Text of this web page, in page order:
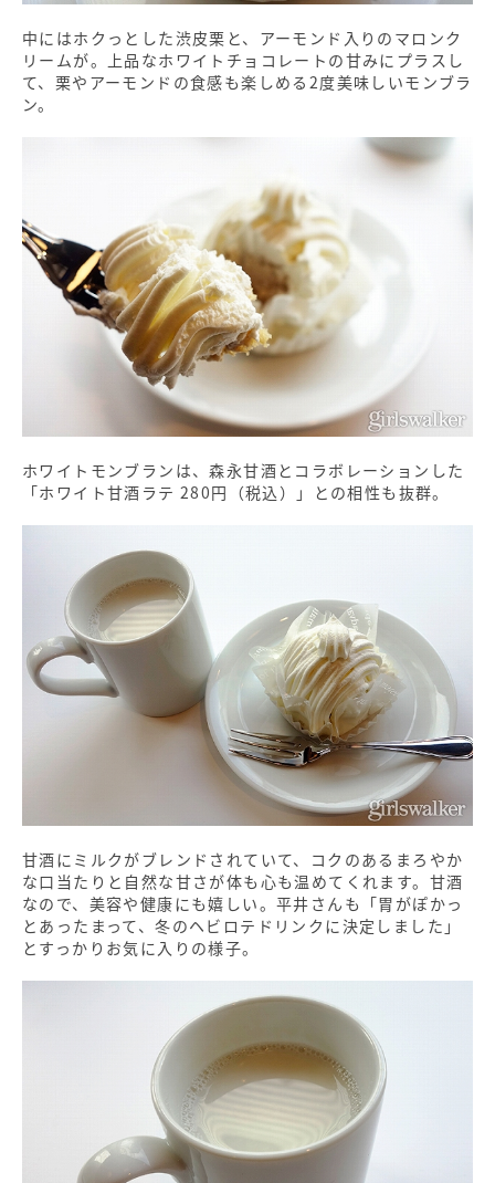
中にはホクっとした渋皮栗と、アーモンド入りのマロンク
リームが。上品なホワイトチョコレートの甘みにプラスし
て、栗やアーモンドの食感も楽しめる2度美味しいモンブラ
ン。
ホワイトモンブランは、森永甘酒とコラボレーションした
「ホワイト甘酒ラテ 280円（税込）」との相性も抜群。
甘酒にミルクがブレンドされていて、コクのあるまろやか
な口当たりと自然な甘さが体も心も温めてくれます。甘酒
なので、美容や健康にも嬉しい。平井さんも「胃がぽかっ
とあったまって、冬のヘビロテドリンクに決定しました」
とすっかりお気に入りの様子。